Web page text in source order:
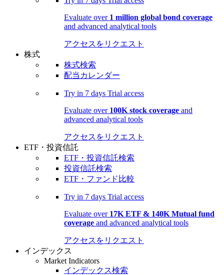
Evaluate over 1 million global bond coverage
and advanced analytical tools
アクセスをリクエスト
株式
株式検索
配当カレンダー
Try in 7 days Trial access
Evaluate over 100K stock coverage and
advanced analytical tools
アクセスをリクエスト
ETF・投資信託
ETF・投資信託検索
投資信託検索
ETF・ファンド比較
Try in 7 days Trial access
Evaluate over 17K ETF & 140K Mutual fund
coverage and advanced analytical tools
アクセスをリクエスト
インデックス
Market Indicators
インデックス検索